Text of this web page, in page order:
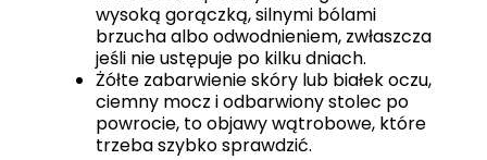
wysoką gorączką, silnymi bólami
brzucha albo odwodnieniem, zwłaszcza
jeśli nie ustępuje po kilku dniach.
Żółte zabarwienie skóry lub białek oczu,
ciemny mocz i odbarwiony stolec po
powrocie, to objawy wątrobowe, które
trzeba szybko sprawdzić.